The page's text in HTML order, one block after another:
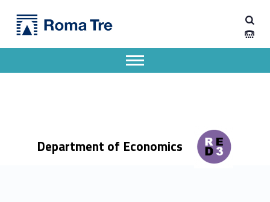
Inizio delle lezioni – Benvenuto agli studenti delle Lauree Magistrali in Ingegneria Civile - Dipartimento di Economia
Department of Economics
Apri il menu secondario
Header info sidebar